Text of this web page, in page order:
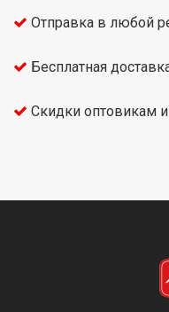
Отправка в любой
Бесплатная
Скидки оптовикам